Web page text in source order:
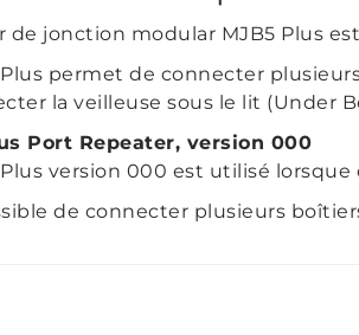
de jonction modular MJB5 Plus
Plus permet de connecter
la veilleuse sous le lit (Under
Port Repeater, version 000
Plus version 000 est utilisé
de connecter plusieurs